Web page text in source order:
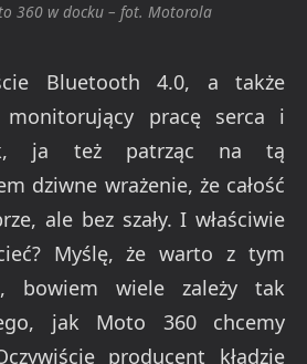
360 w docku – fot. Motorola
Bluetooth 4.0, a także
monitorujący pracę serca i
ja też patrząc na tą
dziwne wrażenie, że całość
ale bez szały. I właściwie
Myślę, że warto z tym
bowiem wiele zależy tak
jak Moto 360 chcemy
producent kładzie